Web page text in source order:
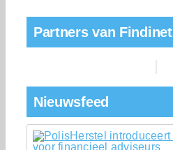
Partners van Findinet
Nieuwsfeed